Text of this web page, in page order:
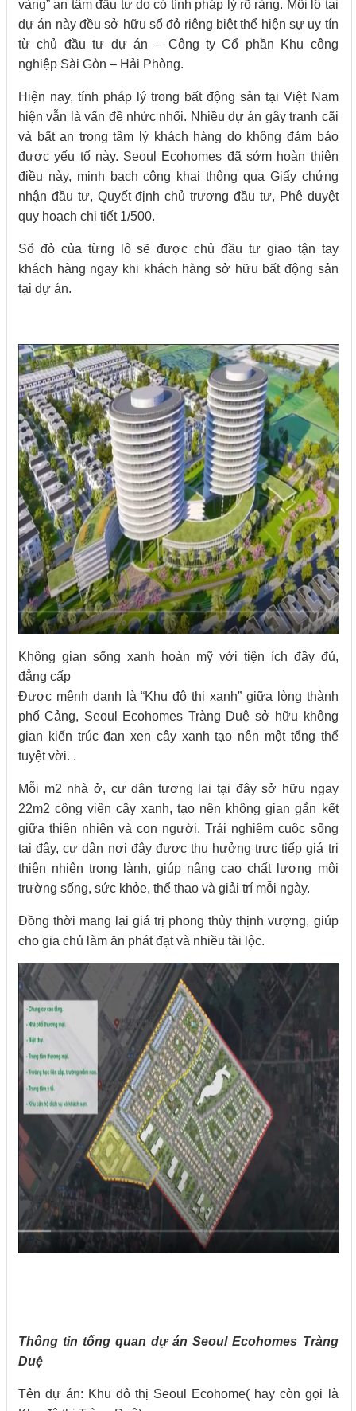
vàng” an tâm đầu tư do có tính pháp lý rõ ràng. Mỗi lô tại
dự án này đều sở hữu sổ đỏ riêng biệt thể hiện sự uy tín
từ chủ đầu tư dự án – Công ty Cổ phần Khu công
nghiệp Sài Gòn – Hải Phòng.
Hiện nay, tính pháp lý trong bất động sản tại Việt Nam
hiện vẫn là vấn đề nhức nhối. Nhiều dự án gây tranh cãi
và bất an trong tâm lý khách hàng do không đảm bảo
được yếu tố này. Seoul Ecohomes đã sớm hoàn thiện
điều này, minh bạch công khai thông qua Giấy chứng
nhận đầu tư, Quyết định chủ trương đầu tư, Phê duyệt
quy hoạch chi tiết 1/500.
Sổ đỏ của từng lô sẽ được chủ đầu tư giao tận tay
khách hàng ngay khi khách hàng sở hữu bất động sản
tại dự án.
Không gian sống xanh hoàn mỹ với tiện ích đầy đủ,
đẳng cấp
Được mệnh danh là “Khu đô thị xanh” giữa lòng thành
phố Cảng, Seoul Ecohomes Tràng Duệ sở hữu không
gian kiến trúc đan xen cây xanh tạo nên một tổng thể
tuyệt vời. .
Mỗi m2 nhà ở, cư dân tương lai tại đây sở hữu ngay
22m2 công viên cây xanh, tạo nên không gian gắn kết
giữa thiên nhiên và con người. Trải nghiệm cuộc sống
tại đây, cư dân nơi đây được thụ hưởng trực tiếp giá trị
thiên nhiên trong lành, giúp nâng cao chất lượng môi
trường sống, sức khỏe, thể thao và giải trí mỗi ngày.
Đồng thời mang lại giá trị phong thủy thịnh vượng, giúp
cho gia chủ làm ăn phát đạt và nhiều tài lộc.
Thông tin tổng quan dự án Seoul Ecohomes Tràng
Duệ
Tên dự án: Khu đô thị Seoul Ecohome( hay còn gọi là